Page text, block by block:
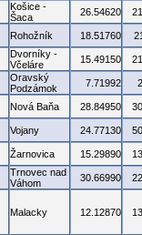
Košice -
Šaca
26.54620
Rohožník 18.51760
Dvorníky -
Včeláre
15.49150
Oravský
Podzámok
7.71992
Nová Baňa 28.84950
Vojany 24.77130
Žarnovica 15.29890
Trnovec nad
Váhom
30.66990
Malacky 12.12870